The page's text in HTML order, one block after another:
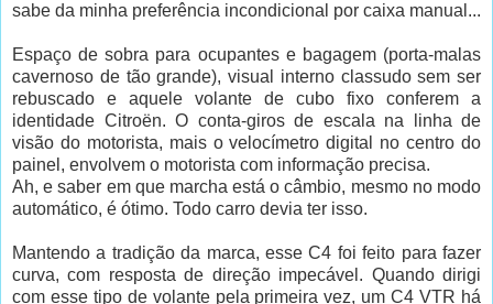
sabe da minha preferência incondicional por caixa manual...
Espaço de sobra para ocupantes e bagagem (porta-malas
cavernoso de tão grande), visual interno classudo sem ser
rebuscado e aquele volante de cubo fixo conferem a
identidade Citroën. O conta-giros de escala na linha de
visão do motorista, mais o velocímetro digital no centro do
painel, envolvem o motorista com informação precisa.
Ah, e saber em que marcha está o câmbio, mesmo no modo
automático, é ótimo. Todo carro devia ter isso.
Mantendo a tradição da marca, esse C4 foi feito para fazer
curva, com resposta de direção impecável. Quando dirigi
com esse tipo de volante pela primeira vez, um C4 VTR há